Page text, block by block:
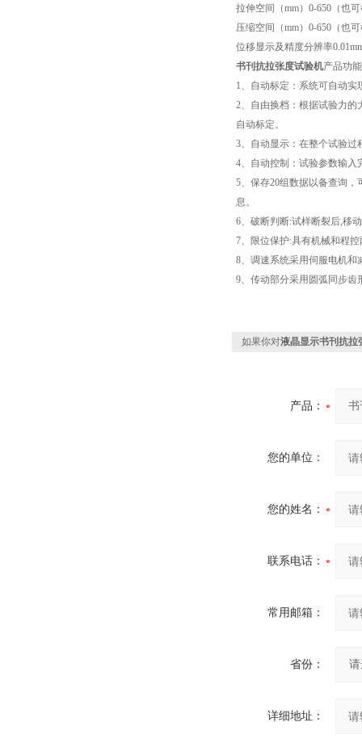
拉伸空间（mm） 0-650（也
压缩空间（mm） 0-650（也
位移显示及精度分辨率
书刊抗拉张度试验机产品功
1、自动标定：系统可自动
2、自由换档：根据试验力
自动标定。
3、自动显示：在整个试验
4、自动控制：试验参数输入
5、保存20组数据以备查询
息。
6、破断判断:试样断裂后,移
7、限位保护:具有机械和程
8、调速系统采用伺服电机
9、传动部分采用圆弧同步
如果你对液晶显示书刊抗拉
产品：
您的单位：
您的姓名：
联系电话：
常用邮箱：
省份：
详细地址：